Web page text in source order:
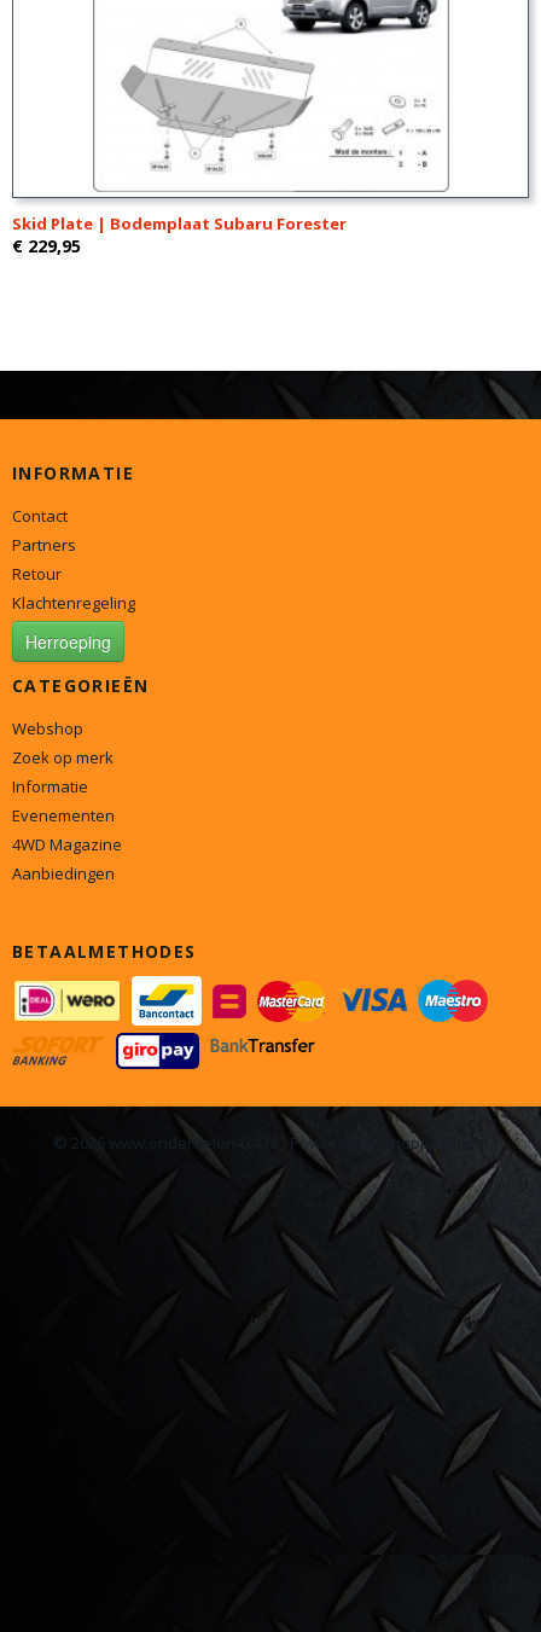
Skid Plate | Bodemplaat Subaru Forester
€ 229,95
INFORMATIE
Contact
Partners
Retour
Klachtenregeling
Herroeping
CATEGORIEËN
Webshop
Zoek op merk
Informatie
Evenementen
4WD Magazine
Aanbiedingen
BETAALMETHODES
© 2026 www.onderdelen4x4.nl - Powered by Shoppagina.nl